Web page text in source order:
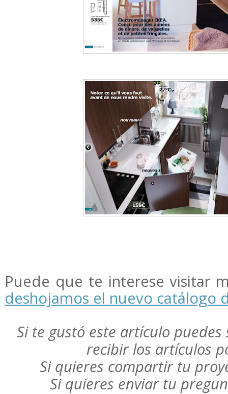
Puede que te interese visitar
deshojamos el nuevo catálogo
Si te gustó este artículo
recibir los artículos
Si quieres compartir tu
Si quieres enviar tu